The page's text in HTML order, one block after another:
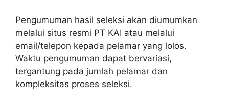
Pengumuman hasil seleksi akan diumumkan
melalui situs resmi PT KAI atau melalui
email/telepon kepada pelamar yang lolos.
Waktu pengumuman dapat bervariasi,
tergantung pada jumlah pelamar dan
kompleksitas proses seleksi.